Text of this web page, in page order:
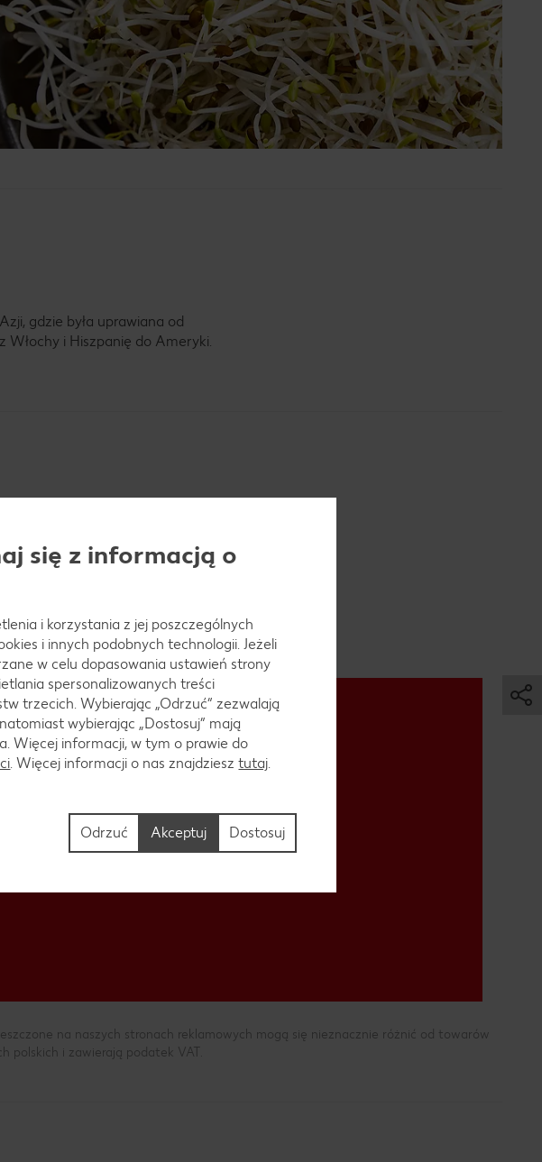
gdzie była uprawiana od
Włochy i Hiszpanię do Ameryki.
Pokaż całą ofertę
na naszych stronach reklamowych mogą się nieznacznie różnić od towarów
polskich i zawierają podatek VAT.
się z informacją o
i korzystania z jej poszczególnych
i innych podobnych technologii. Jeżeli
w celu dopasowania ustawień strony
spersonalizowanych treści
trzecich. Wybierając „Odrzuć“ zezwalają
wybierając „Dostosuj” mają
Więcej informacji, w tym o prawie do
. Więcej informacji o nas znajdziesztutaj.
Dostosuj
Odrzuć Akceptuj